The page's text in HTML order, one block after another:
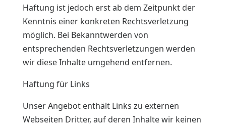
Haftung ist jedoch erst ab dem Zeitpunkt der
Kenntnis einer konkreten Rechtsverletzung
möglich. Bei Bekanntwerden von
entsprechenden Rechtsverletzungen werden
wir diese Inhalte umgehend entfernen.
Haftung für Links
Unser Angebot enthält Links zu externen
Webseiten Dritter, auf deren Inhalte wir keinen